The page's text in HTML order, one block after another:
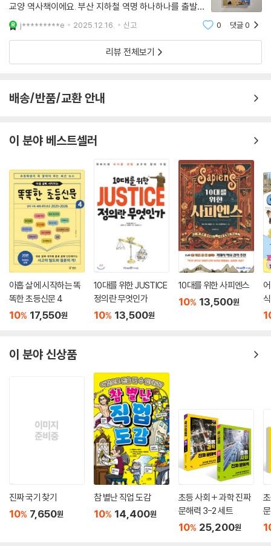
『동래역은 왜 동래역이야? (지하철 역명으로 보는 한국사-부산 편)』는 부
산 지하철 1호선부터 4호선까지, 호선별 주요 지하철역 이름에 담긴 의미
부터, 이제껏 몰랐던 각 역명에 얽힌 흥미로운 전설들, 그 역의 이름과 관련
된 우리 역사와 인물들을 소개합니다. 그리고 ‘역수역의 정보 플러스’ 페이
습니다. 또한 책 마지막에는 부산김해경전철, 동해선 광역전철의 역명들
지하철역의 이름은 그 지하철역이 있는 동네의 역사에서 비롯된 경우가 많
어떤 놀라운 역사가 숨어 있었는지, 우리 동네 이름이 어떻게 변화해 왔고,
어떤 흥미로운 이야기와 인물이 관련되어 있는지 또한 살펴볼 수 있습니
다.
* 초등 교과 연계
· 사회 5-1 국토와 우리 생활
· 사회 5-2 옛사람들의 삶과 문화 / 사회의 새로운 변화와 오늘날의 우리
· 사회 6-1 사회의 새로운 변화와 오늘날의 우리 / 우리나라의 정치 발전
교양 역사책이에요. 부산 지하철 역명 하나하나를 출발점
으로 삼아서 그 주변의 역사와 문화, 지명이 왜 그렇게 되
었는지를 재미있고 쉽게 풀어줍니다. 제목과 같이 동래역
은 왜 ‘동래’라는 이름을 갖게 되었는지, 그
j*********e 2025.12.16. 신고 0 댓글0
리뷰 전체보기
배송/반품/교환 안내
이 분야 베스트셀러
아홉 살에 시작하는 똑
똑한 초등신문 4
10% 17,550원
10대를 위한 JUSTICE
정의란 무엇인가
10% 13,500원
10대를 위한 사피엔스
10% 13,500원
이 분야 신상품
진짜 국기 찾기
10% 7,650원
참 별난 직업 도감
10% 14,400원
초등 사회 + 과학 진짜
문해력 3-2 세트
10% 25,200원